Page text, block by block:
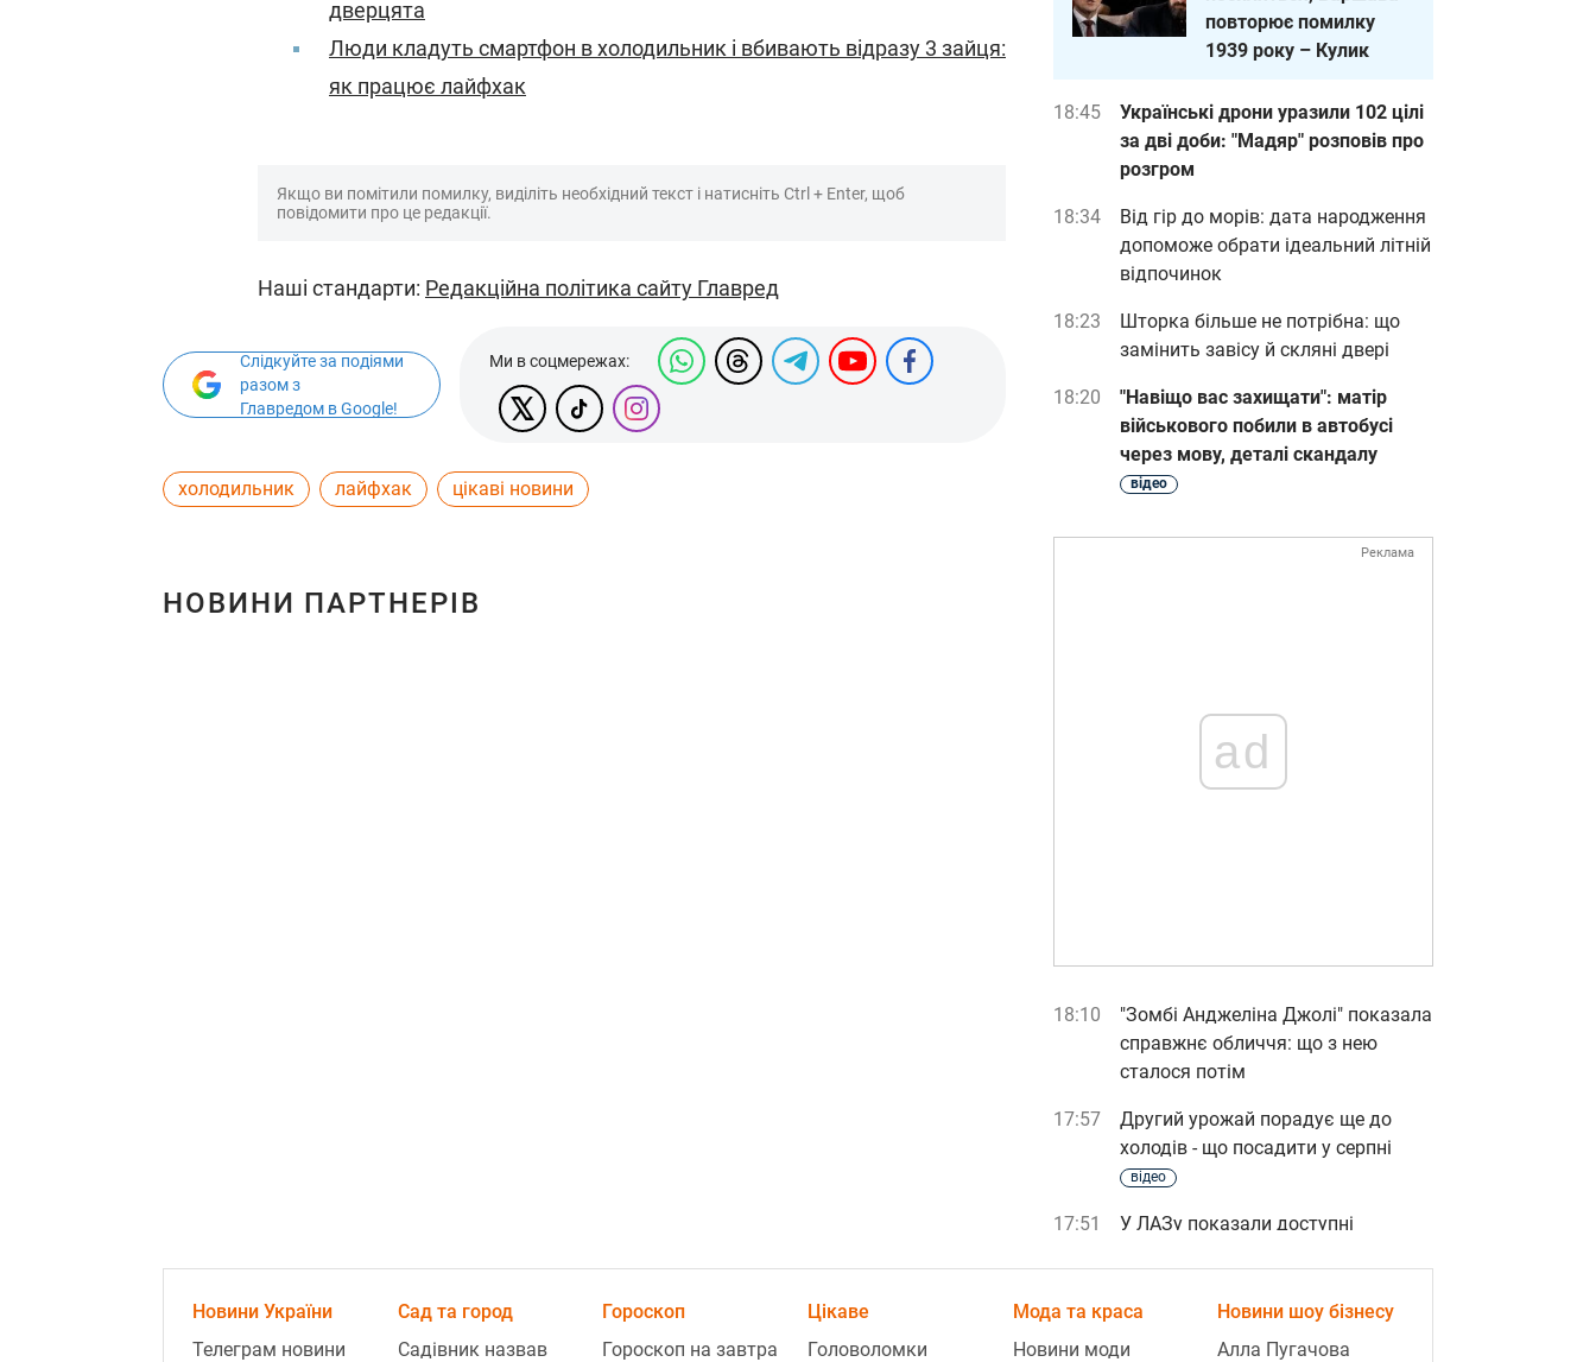
дверцята
Люди кладуть смартфон в холодильник і вбивають відразу 3 зайця:
як працює лайфхак
Якщо ви помітили помилку, виділіть необхідний текст і натисніть Ctrl + Enter, щоб
повідомити про це редакції.
Наші стандарти: Редакційна політика сайту Главред
Слідкуйте за подіями
разом з
Главредом в Google!
Ми в соцмережах:
холодильник лайфхак цікаві новини
НОВИНИ ПАРТНЕРІВ
повторює помилку
1939 року – Кулик
18:45
Українські дрони уразили 102 цілі
за дві доби: "Мадяр" розповів про
розгром
18:34
Від гір до морів: дата народження
допоможе обрати ідеальний літній
відпочинок
18:23
Шторка більше не потрібна: що
замінить завісу й скляні двері
18:20
"Навіщо вас захищати": матір
військового побили в автобусі
через мову, деталі скандалу
відео
Реклама
ad
18:10
"Зомбі Анджеліна Джолі" показала
справжнє обличчя: що з нею
сталося потім
17:57
Другий урожай порадує ще до
холодів - що посадити у серпні
відео
17:51
У ЛАЗу показали доступні
Легендарна українська актриса
втратила чоловіка: що сталося
Новини України
Телеграм новини
Сад та город
Садівник назвав
Гороскоп
Гороскоп на завтра
Цікаве
Головоломки
Мода та краса
Новини моди
Новини шоу бізнесу
Алла Пугачова